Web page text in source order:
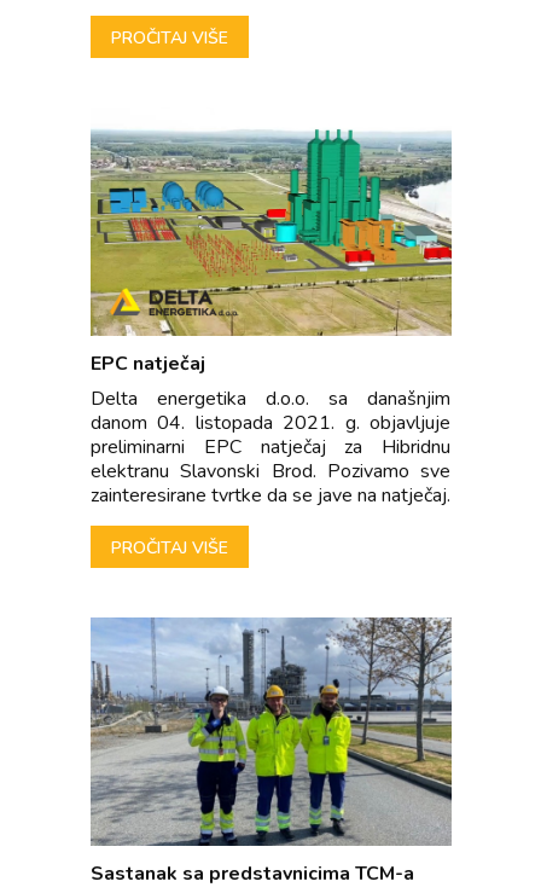
PROČITAJ VIŠE
EPC natječaj
Delta energetika d.o.o. sa današnjim
danom 04. listopada 2021. g. objavljuje
preliminarni EPC natječaj za Hibridnu
elektranu Slavonski Brod. Pozivamo sve
zainteresirane tvrtke da se jave na natječaj.
PROČITAJ VIŠE
Sastanak sa predstavnicima TCM-a